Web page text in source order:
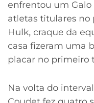
enfrentou um
atletas titulares no
Hulk, craque da
casa fizeram uma
placar no primeiro
Na volta do